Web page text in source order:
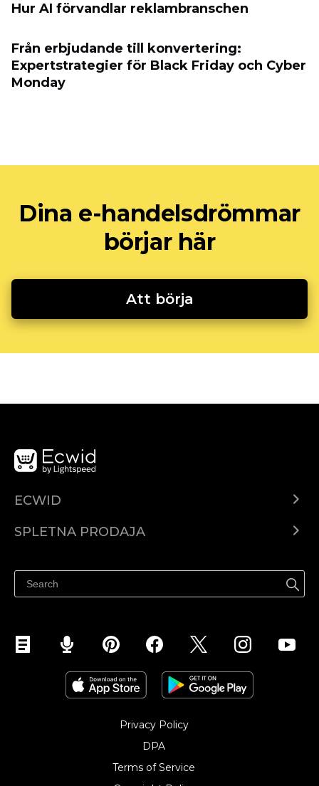
Hur AI förvandlar reklambranschen
Från erbjudande till konvertering:
Expertstrategier för Black Friday och Cyber
​​Monday
Dina e-handelsdrömmar
börjar här
Att börja
ECWID
SPLETNA PRODAJA
Prodaja na Instagramu
Privacy Policy
DPA
Terms of Service